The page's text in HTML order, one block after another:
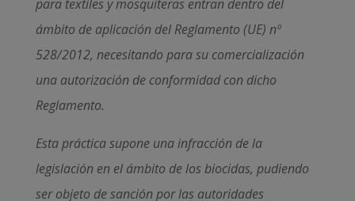
para textiles y mosquiteras entran dentro del
ámbito de aplicación del Reglamento (UE) nº
528/2012, necesitando para su comercialización
una autorización de conformidad con dicho
Reglamento.
Esta práctica supone una infracción de la
legislación en el ámbito de los biocidas, pudiendo
ser objeto de sanción por las autoridades